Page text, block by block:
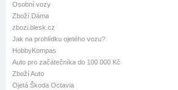
Osobní vozy
Zboží Dáma
zbozi.blesk.cz
Jak na prohlídku ojetého vozu?
HobbyKompas
Auto pro začátečníka do 100 000 Kč
Zboží Auto
Ojetá Škoda Octavia